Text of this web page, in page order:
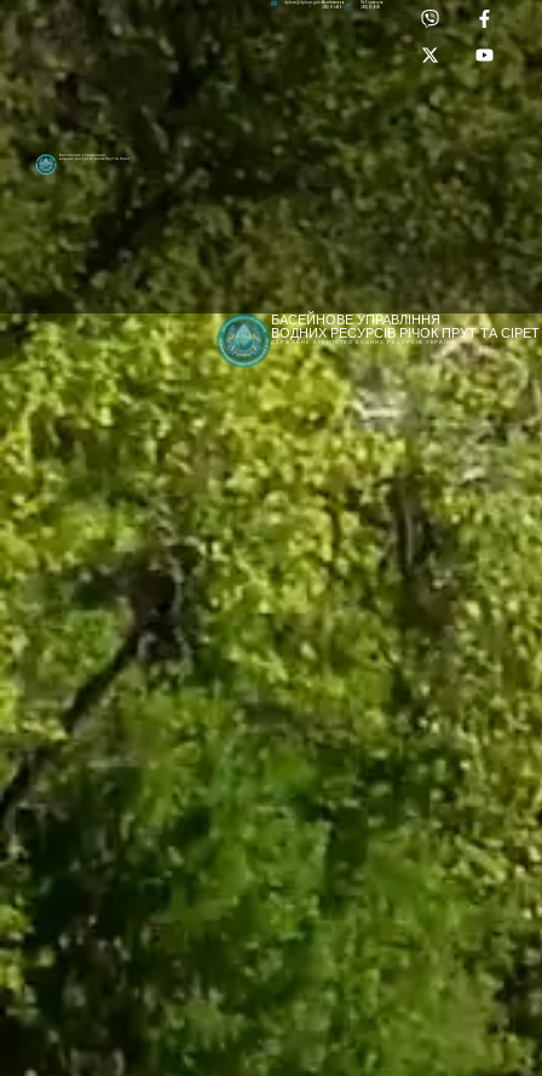
[newyear_garland]
Басейнове управління
водних ресурсів річок Прут та Сірет
Лабораторія:
(0372) 53-92-00
dpbuvr@dpbuvr.gov.uaПриймальня:
(0372) 51-14-56
БАСЕЙНОВЕ УПРАВЛІННЯ
ВОДНИХ РЕСУРСІВ РІЧОК ПРУТ ТА СІРЕТ
ДЕРЖАВНЕ АГЕНТСТВО ВОДНИХ РЕСУРСІВ УКРАЇНИ